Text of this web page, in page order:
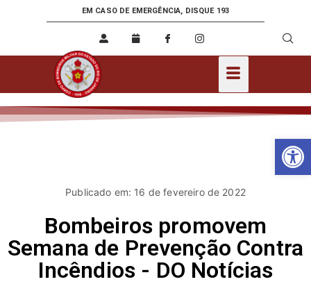
EM CASO DE EMERGÊNCIA, DISQUE 193
Publicado em: 16 de fevereiro de 2022
Bombeiros promovem
Semana de Prevenção Contra
Incêndios - DO Notícias